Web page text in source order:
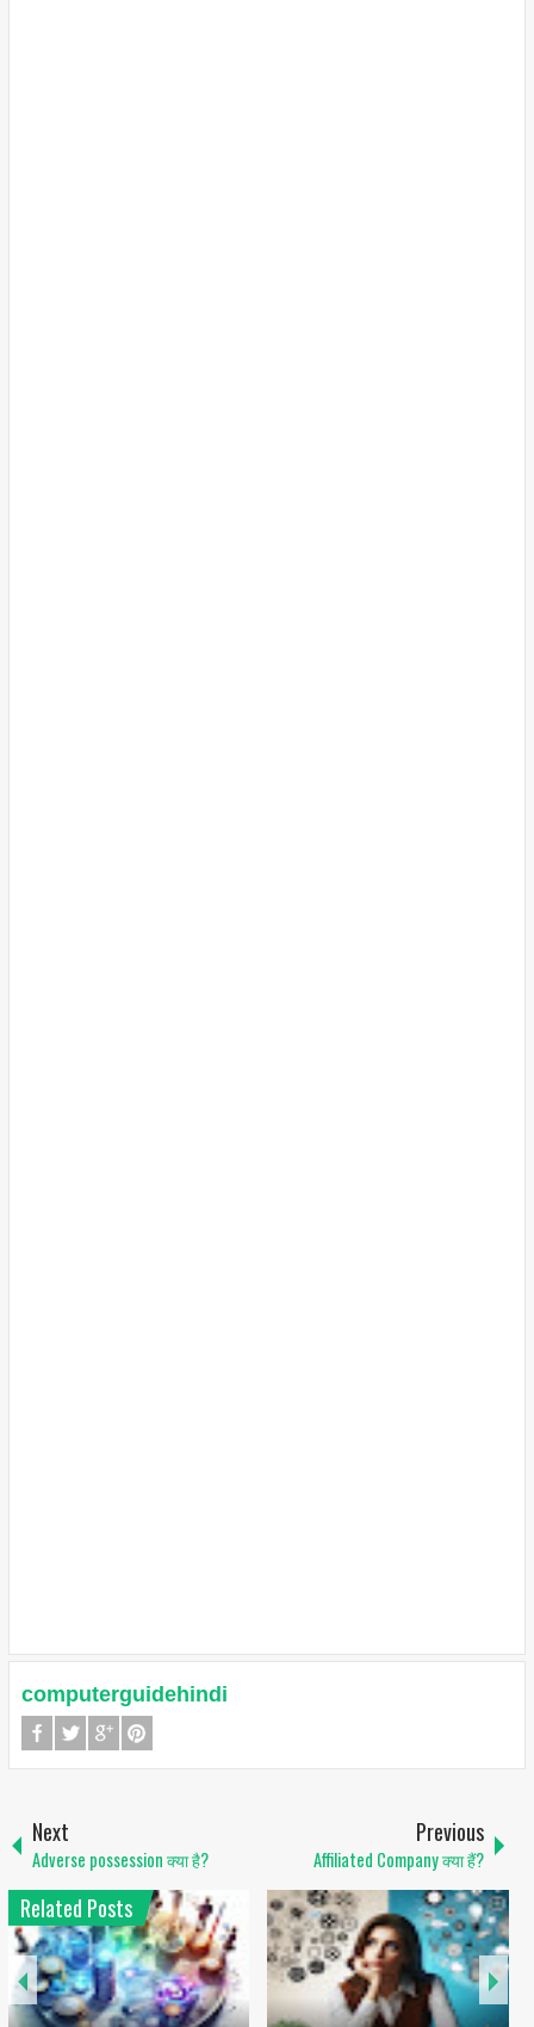
computerguidehindi
Next
Adverse possession क्या है?
Previous
Affiliated Company क्या हैं?
Related Posts